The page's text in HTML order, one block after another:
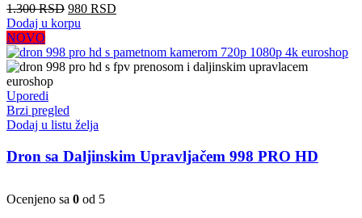
1.300RSD Originalna
cena
bila:
1.300 RSD.
980 RSD
980 RSD.
Dodaj u korpu
NOVO
Uporedi
Brzi pregled
Dodaj u listu želja
Dron sa Daljinskim Upravljačem 998 PRO HD
Ocenjeno sa 0 od 5